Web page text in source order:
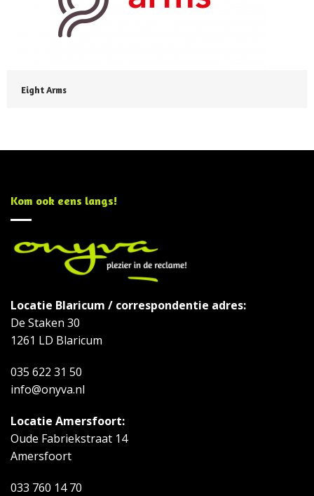
Eight Arms
Kom ook eens langs!
Locatie Blaricum / correspondentie adres:
De Staken 30
1261 LD Blaricum
035 622 31 50
info@onyva.nl
Locatie Amersfoort:
Oude Fabriekstraat 14
Amersfoort
033 760 14 70